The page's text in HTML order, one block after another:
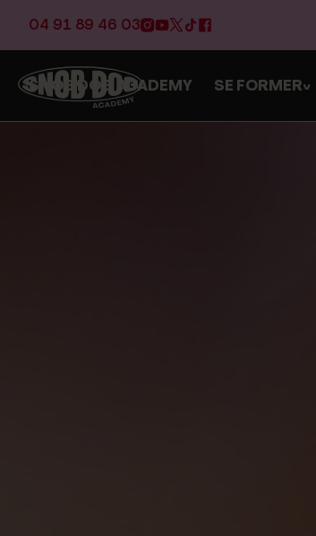
04 91 89 46 03
SNOB DOG ACADEMY SE FORMER>